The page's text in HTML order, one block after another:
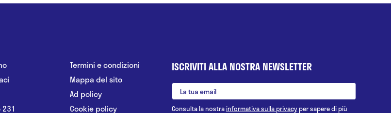
Termini e condizioni
Mappa del sito
Ad policy
Cookie policy
ISCRIVITI ALLA NOSTRA NEWSLETTER
Consulta la nostrainformativa sulla privacy per sapere di più